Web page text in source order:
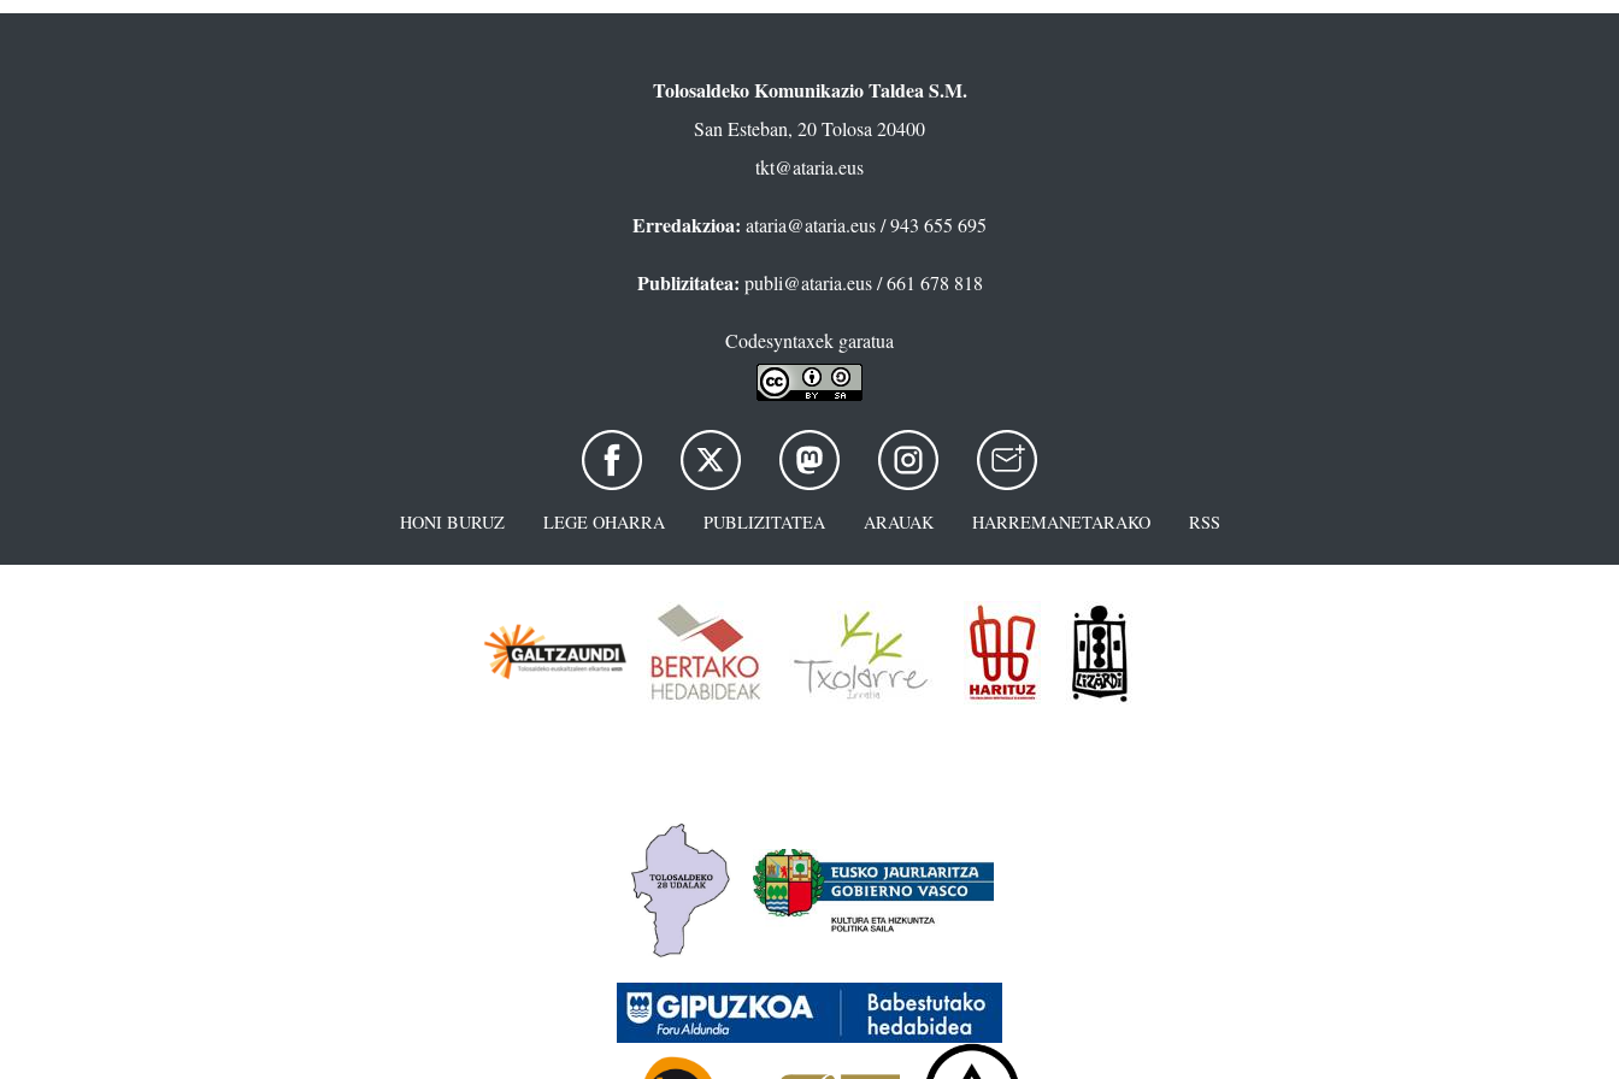
Tolosaldeko Komunikazio Taldea S.M.
San Esteban, 20 Tolosa 20400
tkt@ataria.eus
Erredakzioa: ataria@ataria.eus/ 943 655 695
Publizitatea: publi@ataria.eus/ 661 678 818
Codesyntaxek garatua
HONI BURUZ LEGE OHARRA PUBLIZITATEA ARAUAK HARREMANETARAKO RSS